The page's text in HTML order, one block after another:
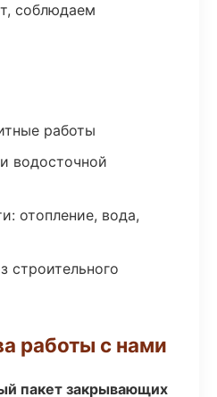
соблюдаем
работы
водосточной
отопление, вода,
строительного
работы с нами
пакет закрывающих